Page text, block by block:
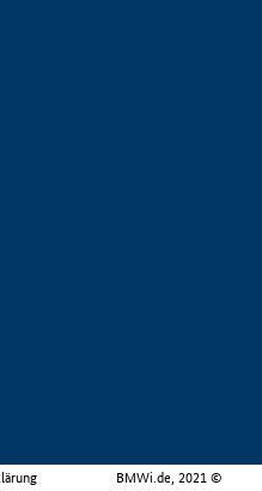
BMWi.de, 2021 ©